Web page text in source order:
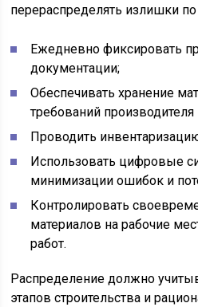
перераспределять излишки
Ежедневно фиксировать
документации;
Обеспечивать хранение
требований
Проводить
Использовать цифровые
минимизации ошибок и
Контролировать
материалов на рабочие
работ.
Распределение должно
этапов строительства и